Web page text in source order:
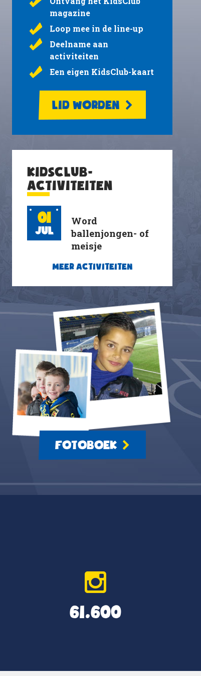
magazine
Loop mee in de line-up
Deelname aan
activiteiten
Een eigen KidsClub-kaart
LID WORDEN
KIDSCLUB-
ACTIVITEITEN
01
Jul
Word
ballenjongen- of
meisje
MEER ACTIVITEITEN
FOTOBOEK
61.600